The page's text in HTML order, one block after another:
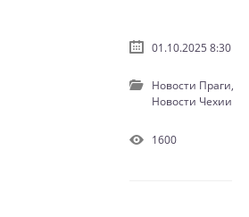
01.10.2025 8:30
Новости Праги,
Новости Чехии
1600